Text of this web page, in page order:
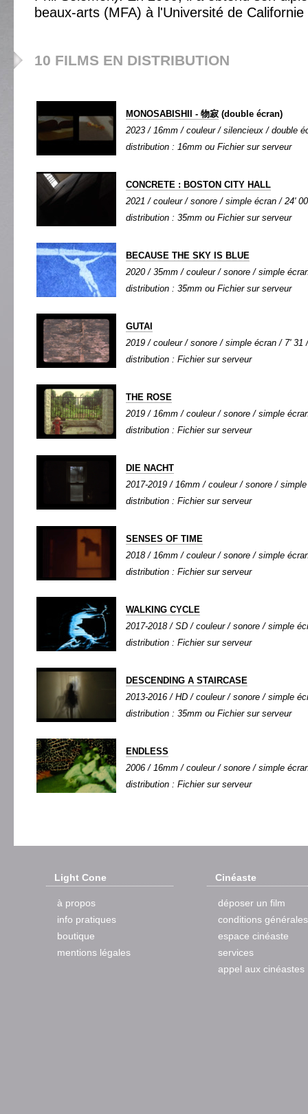
beaux-arts (MFA) à l'Université de
10 FILMS EN DISTRIBUTION
MONOSABISHII - 物寂 (double écran)
2023 / 16mm / couleur / silencieux / double
distribution : 16mm ou Fichier sur serveur
CONCRETE : BOSTON CITY HALL
2021 / couleur / sonore / simple écran / 24'
distribution : 35mm ou Fichier sur serveur
BECAUSE THE SKY IS BLUE
2020 / 35mm / couleur / sonore / simple
distribution : 35mm ou Fichier sur serveur
GUTAI
2019 / couleur / sonore / simple écran / 7' 31
distribution : Fichier sur serveur
THE ROSE
2019 / 16mm / couleur / sonore / simple
distribution : Fichier sur serveur
DIE NACHT
2017-2019 / 16mm / couleur / sonore /
distribution : Fichier sur serveur
SENSES OF TIME
2018 / 16mm / couleur / sonore / simple
distribution : Fichier sur serveur
WALKING CYCLE
2017-2018 / SD / couleur / sonore / simple
distribution : Fichier sur serveur
DESCENDING A STAIRCASE
2013-2016 / HD / couleur / sonore / simple
distribution : 35mm ou Fichier sur serveur
ENDLESS
2006 / 16mm / couleur / sonore / simple
distribution : Fichier sur serveur
Light Cone
à propos
info pratiques
boutique
mentions légales
Cinéaste
déposer un film
conditions générales
espace cinéaste
services
appel aux cinéastes